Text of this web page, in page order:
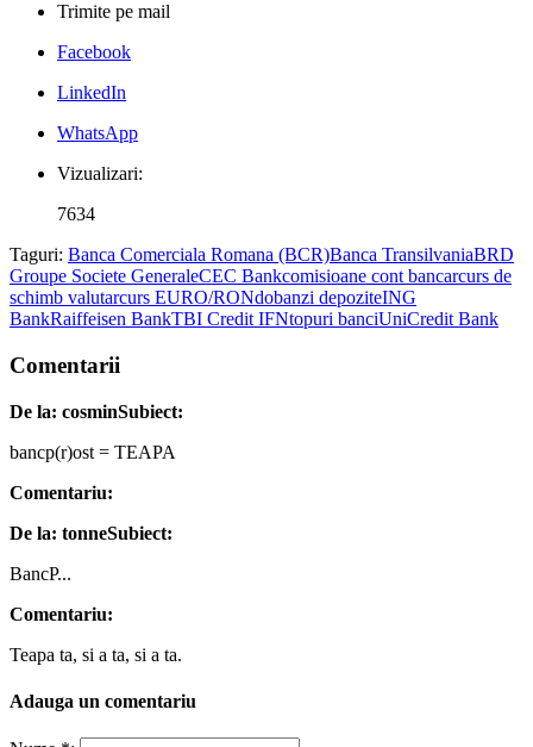
Trimite pe mail
Facebook
LinkedIn
WhatsApp
Vizualizari:
7634
Taguri: Banca Comerciala Romana (BCR)Banca TransilvaniaBRD
Groupe Societe GeneraleCEC Bankcomisioane cont bancarcurs de
schimb valutarcurs EURO/RONdobanzi depoziteING
BankRaiffeisen BankTBI Credit IFNtopuri banciUniCredit Bank
Comentarii
De la: cosminSubiect:
bancp(r)ost = TEAPA
Comentariu:
De la: tonneSubiect:
BancP...
Comentariu:
Teapa ta, si a ta, si a ta.
Adauga un comentariu